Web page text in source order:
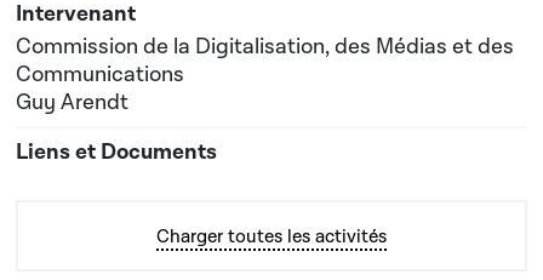
Commission de la Digitalisation, des Médias et des
Communications
Guy Arendt
Charger toutes les activités